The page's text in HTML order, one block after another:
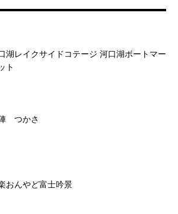
湖レイクサイドコテージ 河口湖ボートマー
ト
つかさ
おんやど富士吟景